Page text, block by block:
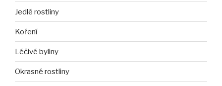
Jedlé rostliny
Koření
Léčivé byliny
Okrasné rostliny